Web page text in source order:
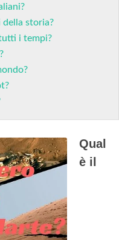
storia?
i tempi?
Qual
è il